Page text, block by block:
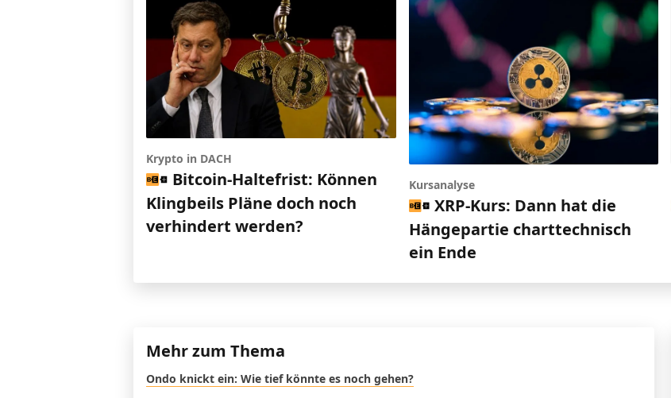
Krypto in DACH
Bitcoin-Haltefrist: Können
Klingbeils Pläne doch noch
verhindert werden?
Kursanalyse
XRP-Kurs: Dann hat die
Hängepartie charttechnisch
ein Ende
Mehr zum Thema
Ondo knickt ein: Wie tief könnte es noch gehen?